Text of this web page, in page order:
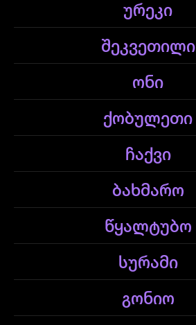
ურეკი
შეკვეთილი
ონი
ქობულეთი
ჩაქვი
ბახმარო
წყალტუბო
სურამი
გონიო